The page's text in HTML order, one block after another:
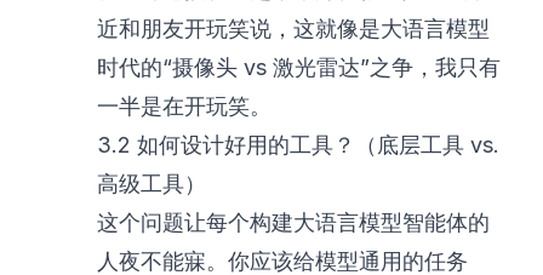
近和朋友开玩笑说，这就像是大语言模型
时代的“摄像头 vs 激光雷达”之争，我只有
一半是在开玩笑。
3.2 如何设计好用的工具？（底层工具 vs.
高级工具）
这个问题让每个构建大语言模型智能体的
人夜不能寐。你应该给模型通用的任务